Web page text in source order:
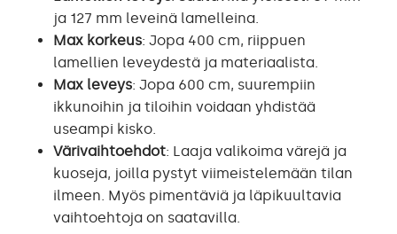
ja 127 mm leveinä lamelleina.
Max korkeus: Jopa 400 cm, riippuen
lamellien leveydestä ja materiaalista.
Max leveys: Jopa 600 cm, suurempiin
ikkunoihin ja tiloihin voidaan yhdistää
useampi kisko.
Värivaihtoehdot: Laaja valikoima värejä ja
kuoseja, joilla pystyt viimeistelemään tilan
ilmeen. Myös pimentäviä ja läpikuultavia
vaihtoehtoja on saatavilla.